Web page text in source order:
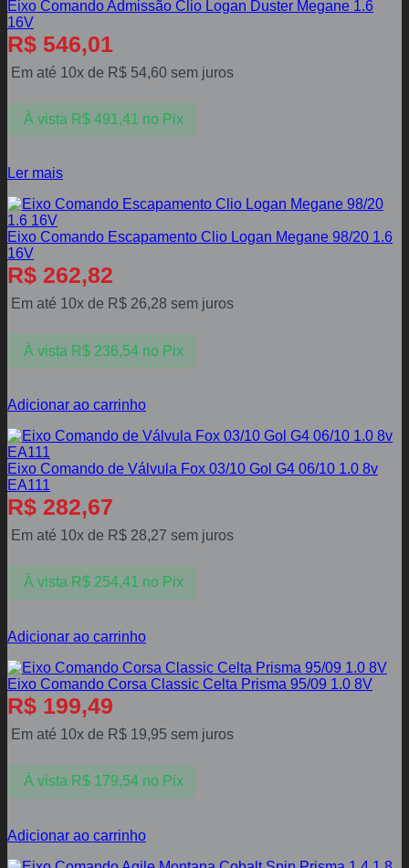
Eixo Comando Admissão Clio Logan Duster Megane 1.6
16V
R$ 546,01
Em até 10x de R$ 54,60 sem juros
À vista R$491,41 no Pix
Ler mais
Eixo Comando Escapamento Clio Logan Megane 98/20 1.6
16V
R$ 262,82
Em até 10x de R$ 26,28 sem juros
À vista R$236,54 no Pix
Adicionar ao carrinho
Eixo Comando de Válvula Fox 03/10 Gol G4 06/10 1.0 8v
EA111
R$ 282,67
Em até 10x de R$ 28,27 sem juros
À vista R$254,41 no Pix
Adicionar ao carrinho
Eixo Comando Corsa Classic Celta Prisma 95/09 1.0 8V
R$ 199,49
Em até 10x de R$ 19,95 sem juros
À vista R$179,54 no Pix
Adicionar ao carrinho